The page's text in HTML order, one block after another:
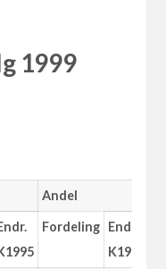
1999
Andel
Fordeling Endr.
K1995